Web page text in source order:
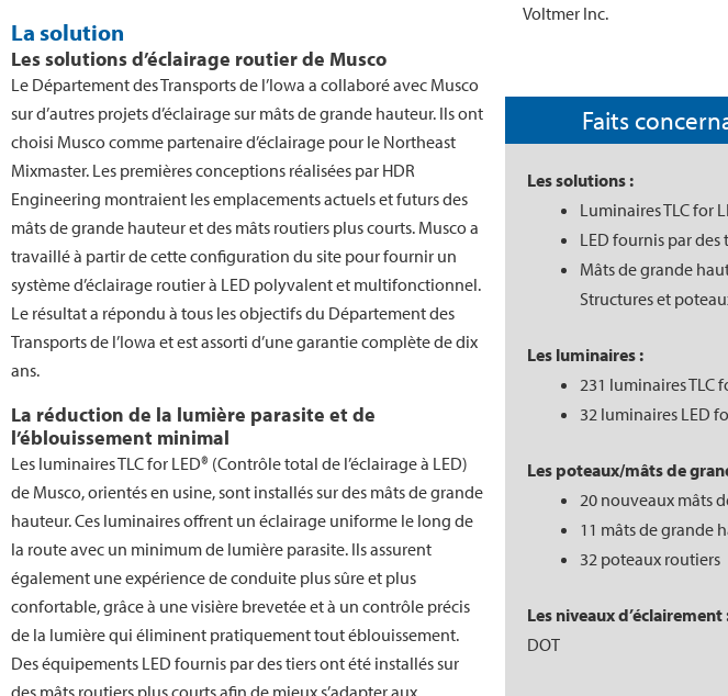
La solution
Les solutions d’éclairage routier de Musco
Le Département des Transports de l’Iowa a collaboré avec Musco
sur d’autres projets d’éclairage sur mâts de grande hauteur. Ils ont
choisi Musco comme partenaire d’éclairage pour le Northeast
Mixmaster. Les premières conceptions réalisées par HDR
Engineering montraient les emplacements actuels et futurs des
mâts de grande hauteur et des mâts routiers plus courts. Musco a
travaillé à partir de cette configuration du site pour fournir un
système d’éclairage routier à LED polyvalent et multifonctionnel.
Le résultat a répondu à tous les objectifs du Département des
Transports de l’Iowa et est assorti d’une garantie complète de dix
ans.
La réduction de la lumière parasite et de
l’éblouissement minimal
Les luminaires TLC for LED® (Contrôle total de l’éclairage à LED)
de Musco, orientés en usine, sont installés sur des mâts de grande
hauteur. Ces luminaires offrent un éclairage uniforme le long de
la route avec un minimum de lumière parasite. Ils assurent
également une expérience de conduite plus sûre et plus
confortable, grâce à une visière brevetée et à un contrôle précis
de la lumière qui éliminent pratiquement tout éblouissement.
Des équipements LED fournis par des tiers ont été installés sur
Voltmer Inc.
Faits
Les solutions :
Luminaires TLC for
LED fournis par des
Mâts de grande
Structures et
Les luminaires :
231 luminaires TLC
32 luminaires LED
Les poteaux/mâts de
20 nouveaux mâts
11 mâts de grande
32 poteaux routiers
Les niveaux d’éclairement
DOT